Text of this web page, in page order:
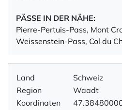
PÄSSE IN DER NÄHE:
Pierre-Pertuis-Pass, Mont
Weissenstein-Pass, Col du
Land
Schweiz
Region
Waadt
Koordinaten